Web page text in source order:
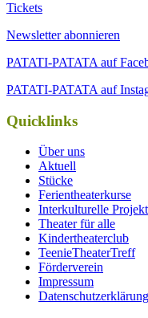
Tickets
Newsletter abonnieren
PATATI-PATATA auf
PATATI-PATATA auf
Quicklinks
Über uns
Aktuell
Stücke
Ferientheaterkurse
Interkulturelle
Theater für alle
Kindertheaterclub
TeenieTheaterTreff
Förderverein
Impressum
Datenschutzerklärung